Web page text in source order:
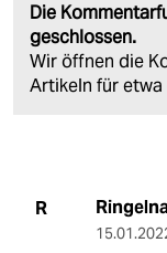
Die
geschlossen.
Wir öffnen die
Artikeln für etwa
R